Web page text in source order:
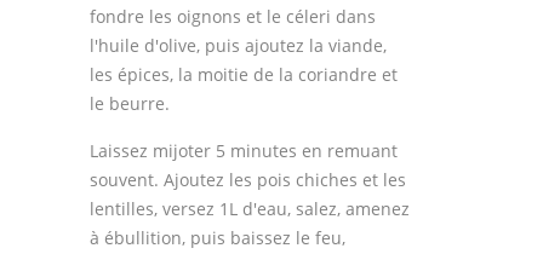
fondre les oignons et le céleri dans
l'huile d'olive, puis ajoutez la viande,
les épices, la moitie de la coriandre et
le beurre.
Laissez mijoter 5 minutes en remuant
souvent. Ajoutez les pois chiches et les
lentilles, versez 1L d'eau, salez, amenez
à ébullition, puis baissez le feu,